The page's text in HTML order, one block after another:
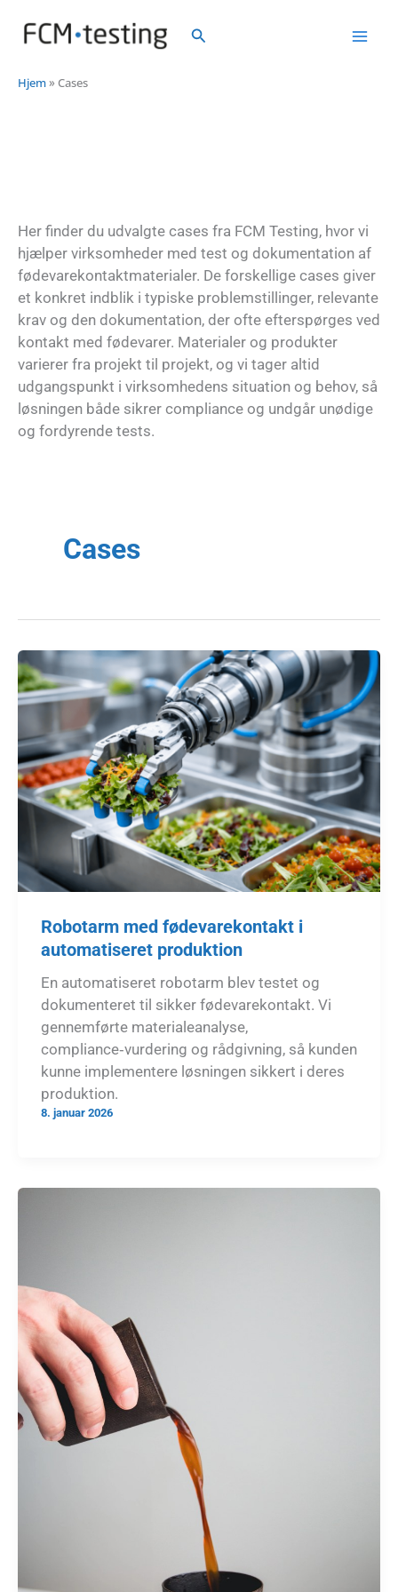
Søg
Hjem» Cases
Her finder du udvalgte cases fra FCM Testing, hvor vi
hjælper virksomheder med test og dokumentation af
fødevarekontaktmaterialer. De forskellige cases giver
et konkret indblik i typiske problemstillinger, relevante
krav og den dokumentation, der ofte efterspørges ved
kontakt med fødevarer. Materialer og produkter
varierer fra projekt til projekt, og vi tager altid
udgangspunkt i virksomhedens situation og behov, så
løsningen både sikrer compliance og undgår unødige
og fordyrende tests.
Cases
Robotarm med fødevarekontakt i
automatiseret produktion
En automatiseret robotarm blev testet og
dokumenteret til sikker fødevarekontakt. Vi
gennemførte materialeanalyse,
compliance‑vurdering og rådgivning, så kunden
kunne implementere løsningen sikkert i deres
produktion.
8. januar 2026